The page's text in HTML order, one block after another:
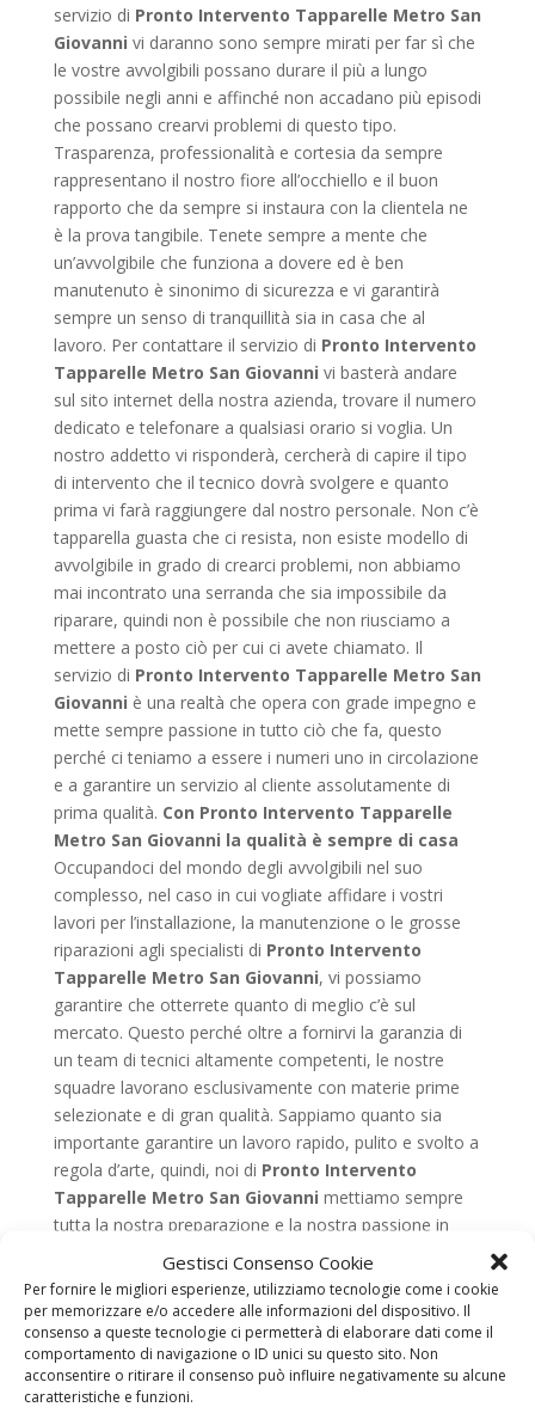
Gestisci Consenso Cookie
Per fornire le migliori esperienze, utilizziamo tecnologie come i cookie
per memorizzare e/o accedere alle informazioni del dispositivo. Il
consenso a queste tecnologie ci permetterà di elaborare dati come il
comportamento di navigazione o ID unici su questo sito. Non
acconsentire o ritirare il consenso può influire negativamente su alcune
caratteristiche e funzioni.
servizio di Pronto Intervento Tapparelle Metro San
Giovanni vi daranno sono sempre mirati per far sì che
le vostre avvolgibili possano durare il più a lungo
possibile negli anni e affinché non accadano più episodi
che possano crearvi problemi di questo tipo.
Trasparenza, professionalità e cortesia da sempre
rappresentano il nostro fiore all’occhiello e il buon
rapporto che da sempre si instaura con la clientela ne
è la prova tangibile. Tenete sempre a mente che
un’avvolgibile che funziona a dovere ed è ben
manutenuto è sinonimo di sicurezza e vi garantirà
sempre un senso di tranquillità sia in casa che al
lavoro. Per contattare il servizio di Pronto Intervento
Tapparelle Metro San Giovanni vi basterà andare
sul sito internet della nostra azienda, trovare il numero
dedicato e telefonare a qualsiasi orario si voglia. Un
nostro addetto vi risponderà, cercherà di capire il tipo
di intervento che il tecnico dovrà svolgere e quanto
prima vi farà raggiungere dal nostro personale. Non c’è
tapparella guasta che ci resista, non esiste modello di
avvolgibile in grado di crearci problemi, non abbiamo
mai incontrato una serranda che sia impossibile da
riparare, quindi non è possibile che non riusciamo a
mettere a posto ciò per cui ci avete chiamato. Il
servizio di Pronto Intervento Tapparelle Metro San
Giovanni è una realtà che opera con grade impegno e
mette sempre passione in tutto ciò che fa, questo
perché ci teniamo a essere i numeri uno in circolazione
e a garantire un servizio al cliente assolutamente di
prima qualità. Con Pronto Intervento Tapparelle
Metro San Giovanni la qualità è sempre di casa
Occupandoci del mondo degli avvolgibili nel suo
complesso, nel caso in cui vogliate affidare i vostri
lavori per l’installazione, la manutenzione o le grosse
riparazioni agli specialisti di Pronto Intervento
Tapparelle Metro San Giovanni, vi possiamo
garantire che otterrete quanto di meglio c’è sul
mercato. Questo perché oltre a fornirvi la garanzia di
un team di tecnici altamente competenti, le nostre
squadre lavorano esclusivamente con materie prime
selezionate e di gran qualità. Sappiamo quanto sia
importante garantire un lavoro rapido, pulito e svolto a
regola d’arte, quindi, noi di Pronto Intervento
Tapparelle Metro San Giovanni mettiamo sempre
tutta la nostra preparazione e la nostra passione in
campo per offrirvi un lavoro impeccabile e sempre
svolto a regola d’arte. Noi di tapparella bloccata,
inoltre, sappiamo bene che da sempre le serrande
garantiscono una protezione da caldo, freddo e
pioggia, quindi proprio per tale ragione trattiamo e
utilizziamo quanto di meglio venga offerto dal